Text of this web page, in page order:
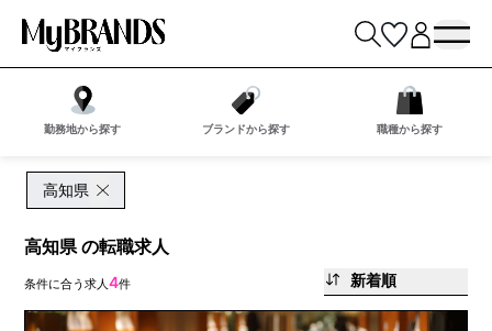
勤務地から探す ブランドから探す 職種から探す
高知県
高知県 の転職求人
条件に合う求人4件 新着順